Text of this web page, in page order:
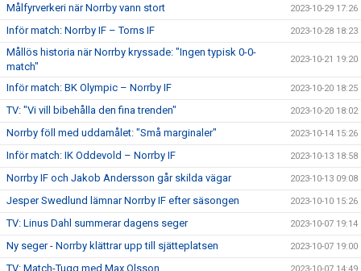
Målfyrverkeri när Norrby vann stort 2023-10-29 17:26
Inför match: Norrby IF – Torns IF 2023-10-28 18:23
Mållös historia när Norrby kryssade: "Ingen typisk 0-0-
match"
2023-10-21 19:20
Inför match: BK Olympic – Norrby IF 2023-10-20 18:25
TV: "Vi vill bibehålla den fina trenden" 2023-10-20 18:02
Norrby föll med uddamålet: "Små marginaler" 2023-10-14 15:26
Inför match: IK Oddevold – Norrby IF 2023-10-13 18:58
Norrby IF och Jakob Andersson går skilda vägar 2023-10-13 09:08
Jesper Swedlund lämnar Norrby IF efter säsongen 2023-10-10 15:26
TV: Linus Dahl summerar dagens seger 2023-10-07 19:14
Ny seger - Norrby klättrar upp till sjätteplatsen 2023-10-07 19:00
TV: Match-Tugg med Max Olsson 2023-10-07 14:49